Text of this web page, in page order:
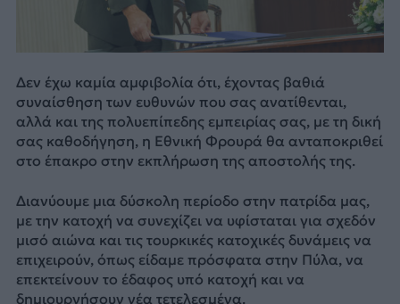
Δεν έχω καμία αμφιβολία ότι, έχοντας βαθιά
συναίσθηση των ευθυνών που σας ανατίθενται,
αλλά και της πολυεπίπεδης εμπειρίας σας, με τη δική
σας καθοδήγηση, η Εθνική Φρουρά θα ανταποκριθεί
στο έπακρο στην εκπλήρωση της αποστολής της.
Διανύουμε μια δύσκολη περίοδο στην πατρίδα μας,
με την κατοχή να συνεχίζει να υφίσταται για σχεδόν
μισό αιώνα και τις τουρκικές κατοχικές δυνάμεις να
επιχειρούν, όπως είδαμε πρόσφατα στην Πύλα, να
επεκτείνουν το έδαφος υπό κατοχή και να
δημιουργήσουν νέα τετελεσμένα.